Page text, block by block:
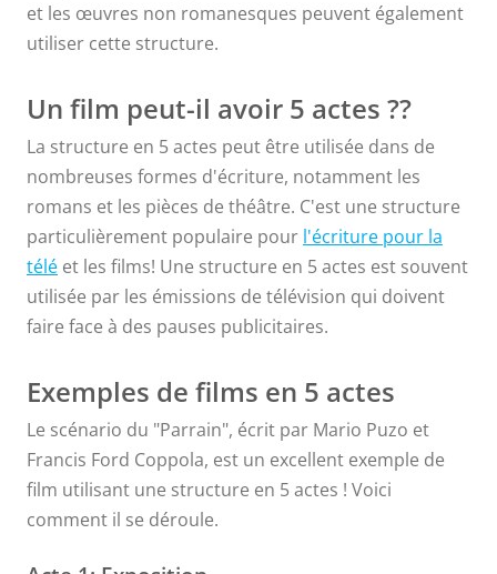
et les œuvres non romanesques peuvent également
utiliser cette structure.
Un film peut-il avoir 5 actes ??
La structure en 5 actes peut être utilisée dans de
nombreuses formes d'écriture, notamment les
romans et les pièces de théâtre. C'est une structure
particulièrement populaire pour l'écriture pour la
télé et les films! Une structure en 5 actes est souvent
utilisée par les émissions de télévision qui doivent
faire face à des pauses publicitaires.
Exemples de films en 5 actes
Le scénario du "Parrain", écrit par Mario Puzo et
Francis Ford Coppola, est un excellent exemple de
film utilisant une structure en 5 actes ! Voici
comment il se déroule.